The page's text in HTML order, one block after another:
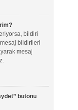
bildiri
bildirileri
mesaj
butonu